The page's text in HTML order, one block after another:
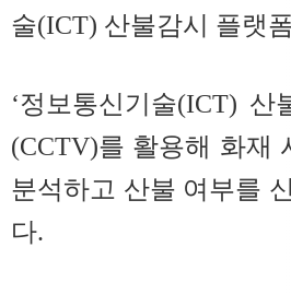
술(ICT) 산불감시 플랫
‘정보통신기술(ICT)
(CCTV)를 활용해 화재
분석하고 산불 여부를
다.